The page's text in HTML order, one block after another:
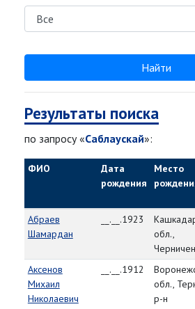
Найти
Результаты поиска
по запросу «Саблаускай»:
ФИО
Дата
рождения
Место
Абраев
Шамардан
__.__.1923
обл.,
Аксенов
Михаил
Николаевич
__.__.1912
обл.,
р-н